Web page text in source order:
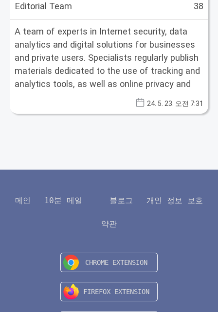
Editorial Team 38
A team of experts in Internet security, data
analytics and digital solutions for businesses
and private users. Specialists regularly publish
materials dedicated to the use of tracking and
analytics tools, as well as online privacy and
data protection issues. The team follows the
latest trends in Internet technologies to
24. 5. 23. 오전 7:31
메인 10분 메일 블로그 개인 정보 보호
약관